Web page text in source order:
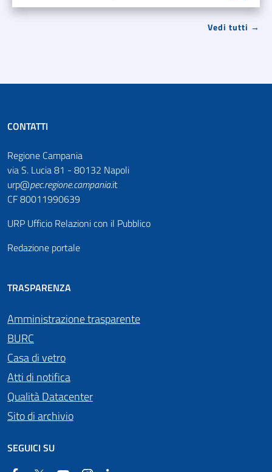
Vedi tutti →
CONTATTI
Regione Campania
via S. Lucia 81 - 80132 Napoli
urp@pec.regione.campania.it
CF 80011990639
URP Ufficio Relazioni con il Pubblico
Redazione portale
TRASPARENZA
Amministrazione trasparente
BURC
Casa di vetro
Atti di notifica
Qualità Datacenter
Sito di archivio
SEGUICI SU